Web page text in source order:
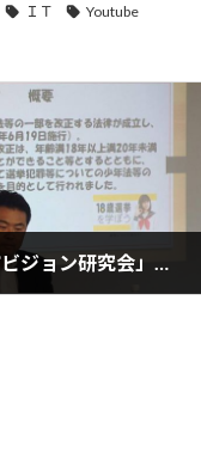
ＩＴ Youtube
第26回「おかやま都市ビジョン研究会」において、「18歳選挙権」をテーマに講師を務めさせて頂きました